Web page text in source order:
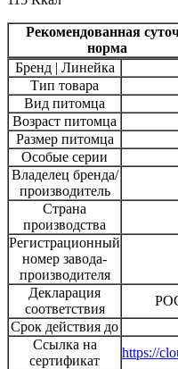
Рекомендованная
норма
Бренд | Линейка
Тип товара
Вид питомца
Возраст питомца
Размер питомца
Особые серии
Владелец бренда/
производитель
Страна
производства
Регистрационный
номер завода-
производителя
Декларация
соответствия
Срок действия до
Ссылка на
сертификат
https://